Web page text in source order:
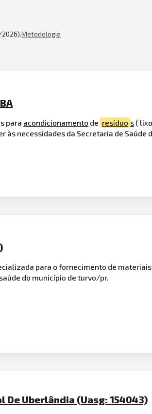
2026).Metodologia
para acondicionamento de resíduo s (
às necessidades da Secretaria de Saúde
para o fornecimento de
do município de turvo/pr.
Uberlândia (Uasg: 154043)